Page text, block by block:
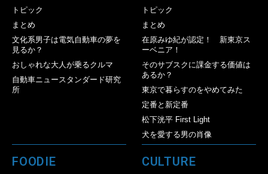
トピック
まとめ
文化系男子は電気自動車の夢を
見るか？
おしゃれな大人が乗るクルマ
自動車ニュースタンダード研究
所
トピック
まとめ
在原みゆ紀が認定！ 新東京ス
ーベニア！
そのサブスクに課金する価値は
あるか？
東京で暮らすのをやめてみた
定番と新定番
松下洸平 First Light
犬を愛する男の肖像
FOODIE CULTURE